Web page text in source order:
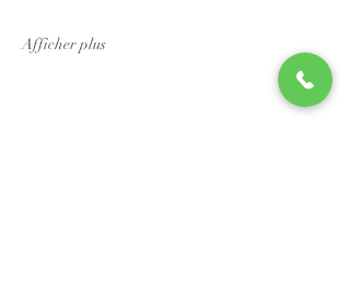
Afficher plus